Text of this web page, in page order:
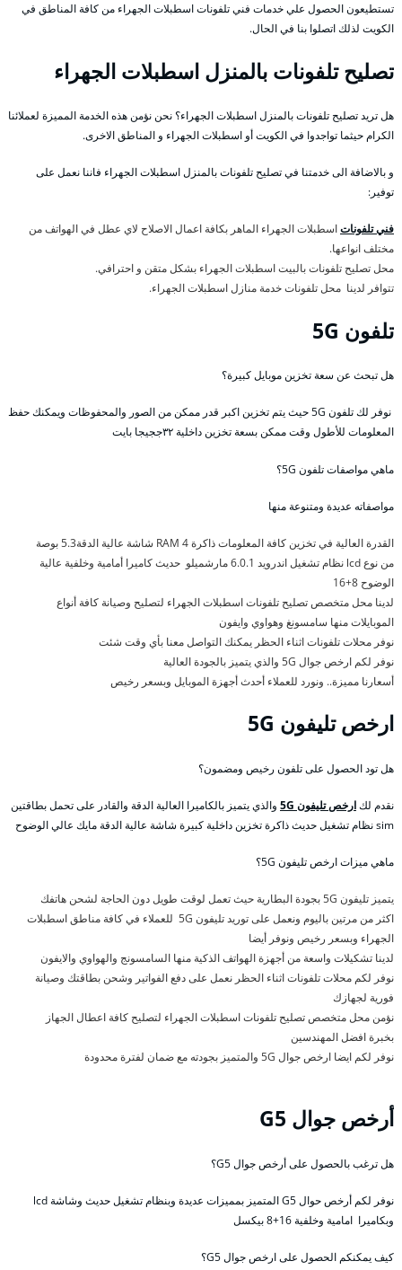
تستطيعون الحصول علي خدمات فني تلفونات اسطبلات الجهراء من كافة المناطق في
الكويت لذلك اتصلوا بنا في الحال.
تصليح تلفونات بالمنزل اسطبلات الجهراء
هل تريد تصليح تلفونات بالمنزل اسطبلات الجهراء؟ نحن نؤمن هذه الخدمة المميزة لعملائنا
الكرام حيثما تواجدوا في الكويت أو اسطبلات الجهراء و المناطق الاخرى.
و بالاضافة الى خدمتنا في تصليح تلفونات بالمنزل اسطبلات الجهراء فاننا نعمل على
توفير:
فني تلفوناتاسطبلات الجهراء الماهر بكافة اعمال الاصلاح لاي عطل في الهواتف من
مختلف انواعها.
محل تصليح تلفونات بالبيت اسطبلات الجهراء بشكل متقن و احترافي.
تتوافر لدينا محل تلفونات خدمة منازل اسطبلات الجهراء.
تلفون 5G
هل تبحث عن سعة تخزين موبايل كبيرة؟
نوفر لك تلفون 5G حيث يتم تخزين اكبر قدر ممكن من الصور والمحفوظات ويمكنك حفظ
المعلومات للأطول وقت ممكن بسعة تخزين داخلية ٣٢ججيجا بايت
ماهي مواصفات تلفون 5G؟
مواصفاته عديدة ومتنوعة منها
القدرة العالية في تخزين كافة المعلومات ذاكرة RAM 4 شاشة عالية الدقة5.3 بوصة
من نوع lcd نظام تشغيل اندرويد 6.0.1 مارشميلو حديث كاميرا أمامية وخلفية عالية
الوضوح 8+16
لدينا محل متخصص تصليح تلفونات اسطبلات الجهراء لتصليح وصيانة كافة أنواع
الموبايلات منها سامسونغ وهواوي وايفون
نوفر محلات تلفونات اثناء الحظر يمكنك التواصل معنا بأي وقت شئت
نوفر لكم ارخص جوال 5G والذي يتميز بالجودة العالية
أسعارنا مميزة.. ونورد للعملاء أحدث أجهزة الموبايل وبسعر رخيص
ارخص تليفون 5G
هل تود الحصول على تلفون رخيص ومضمون؟
نقدم لكارخص تليفون 5G
والذي يتميز بالكاميرا العالية الدقة والقادر على تحمل بطاقتين
sim نظام تشغيل حديث ذاكرة تخزين داخلية كبيرة شاشة عالية الدقة مايك عالي الوضوح
ماهي ميزات ارخص تليفون 5G؟
يتميز تليفون 5G بجودة البطارية حيث تعمل لوقت طويل دون الحاجة لشحن هاتفك
اكثر من مرتين باليوم ونعمل على توريد تليفون 5G للعملاء في كافة مناطق اسطبلات
الجهراء وبسعر رخيص ونوفر أيضا
لدينا تشكيلات واسعة من أجهزة الهواتف الذكية منها السامسونج والهواوي والايفون
نوفر لكم محلات تلفونات اثناء الحظر نعمل على دفع الفواتير وشحن بطاقتك وصيانة
فورية لجهازك
نؤمن محل متخصص تصليح تلفونات اسطبلات الجهراء لتصليح كافة اعطال الجهاز
بخبرة افضل المهندسين
نوفر لكم ايضا ارخص جوال 5G والمتميز بجودته مع ضمان لفترة محدودة
أرخص جوال G5
هل ترغب بالحصول على أرخص جوال G5؟
نوفر لكم أرخص حوال G5 المتميز بمميزات عديدة وبنظام تشغيل حديث وشاشة lcd
وبكاميرا امامية وخلفية 16+8 بيكسل
كيف يمكنكم الحصول على ارخص جوال G5؟